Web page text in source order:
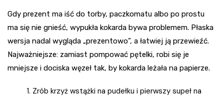
Gdy prezent ma iść do torby, paczkomatu albo po prostu
ma się nie gnieść, wypukła kokarda bywa problemem. Płaska
wersja nadal wygląda „prezentowo”, a łatwiej ją przewieźć.
Najważniejsze: zamiast pompować pętelki, robi się je
mniejsze i dociska węzeł tak, by kokarda leżała na papierze.
Zrób krzyż wstążki na pudełku i pierwszy supeł na